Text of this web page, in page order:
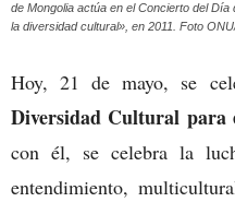
de Mongolia actúa en el Concierto del
la diversidad cultural», en 2011. Foto
Hoy, 21 de mayo, se
Diversidad Cultural para
con él, se celebra la
entendimiento,